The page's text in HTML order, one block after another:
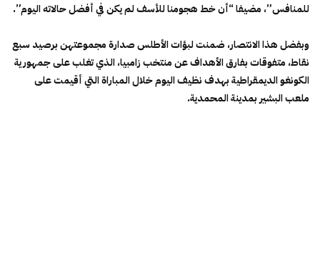
للمنافس”، مضيفا “أن خط هجومنا للأسف لم يكن في أفضل حالاته اليوم”.
وبفضل هذا الانتصار، ضمنت لبؤات الأطلس صدارة مجموعتهن برصيد سبع
نقاط، متفوقات بفارق الأهداف عن منتخب زامبيا، الذي تغلب على جمهورية
الكونغو الديمقراطية بهدف نظيف اليوم خلال المباراة التي أقيمت على
ملعب البشير بمدينة المحمدية.